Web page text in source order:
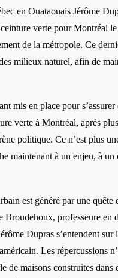
en Ouataouais Jérôme
verte pour Montréal
de la métropole. Ce
milieux naturel, afin de
mis en place pour s’assurer
verte à Montréal, après
ène politique. Ce n’est plus
maintenant à un enjeu, à un
est généré par une quête
professeure en
rôme Dupras s’entendent sur
éricain. Les répercussions
de maisons construites dans